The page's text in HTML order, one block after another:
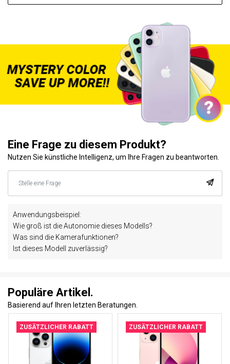
Eine Frage zu diesem Produkt?
Nutzen Sie künstliche Intelligenz, um Ihre Fragen zu beantworten.
Anwendungsbeispiel:
Wie groß ist die Autonomie dieses Modells?
Was sind die Kamerafunktionen?
Ist dieses Modell zuverlässig?
Populäre Artikel.
Basierend auf Ihren letzten Beratungen.
ZUSÄTZLICHER RABATT ZUSÄTZLICHER RABATT